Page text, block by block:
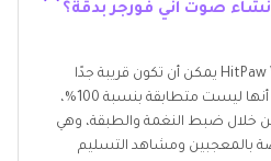
نعم، الأدوات مثل HitPaw VoicePea يمكن أن تكون قريبة جدًا
من صوت آني. على الرغم من أنها ليست متطابقة بنسبة 100%،
خلال ضبط النغمة والطبقة، وهي
بالمعجبين ومشاهد التسليم